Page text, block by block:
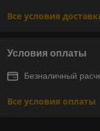
Все условия
Условия оплаты
Безналичный
Все условия оплаты